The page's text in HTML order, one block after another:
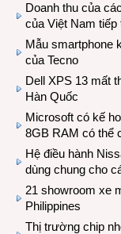
Doanh thu của
của Việt Nam tiếp
Mẫu smartphone
của Tecno
Dell XPS 13 mất
Hàn Quốc
Microsoft có kế
8GB RAM có thể
Hệ điều hành
dùng chung cho
21 showroom xe
Philippines
Thị trường chip